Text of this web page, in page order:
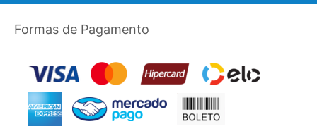
Formas de Pagamento